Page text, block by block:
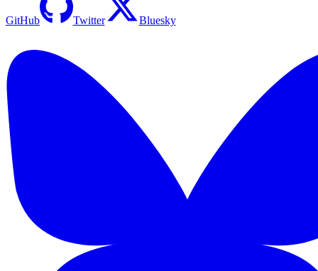
GitHub Twitter Bluesky